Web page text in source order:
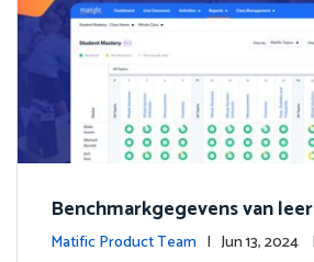
Benchmarkgegevens van
ogopslag met het nieuwe
Matific Product Team | Jun 13, 2024 |